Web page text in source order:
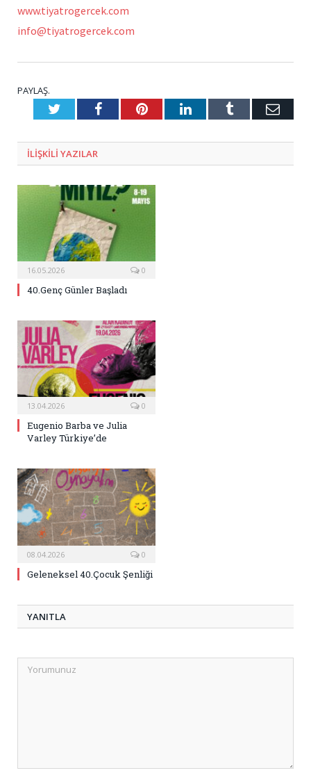
www.tiyatrogercek.com
info@tiyatrogercek.com
PAYLAŞ.
TwitterFacebookPinterestLinkedInTumblr E-
ILIŞKILI YAZILAR
16.05.2026 0
40.Genç Günler Başladı
13.04.2026 0
Eugenio Barba ve Julia
Varley Türkiye’de
08.04.2026 0
Geleneksel 40.Çocuk Şenliği
YANITLA